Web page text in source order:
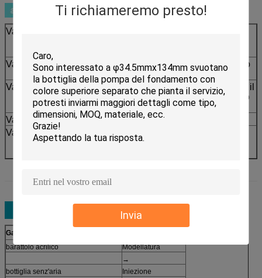
Ti richiameremo presto!
Invia
Vantaggio 1
Vantaggio 2
Bottiglia interna dei pp per stabilità all'interno
di liquido
Vantaggio 3
La pompa professionale dello skincare tiene il
liquido da aria e dispensa ogni volta con uno
stesso importo
Vantaggio 4
Adatto ad usi multipli liquidi
Vantaggio 5
Scelte multiple della decorazione con
qualsiasi colore disponibile secondo il
Gamma di prodotti
barattolo acrilico
Modellatura
→
bottiglia senz'aria
Iniezione